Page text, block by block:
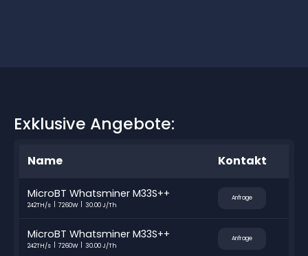
Exklusive Angebote:
Name Kontakt
MicroBT Whatsminer M33S++
242TH/s 7260W 30.00 J/Th
Anfrage
MicroBT Whatsminer M33S++
242TH/s 7260W 30.00 J/Th
Anfrage